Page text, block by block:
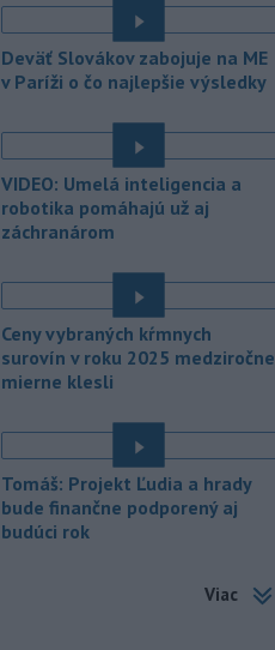
- V dunajských prístavoch v
Bratislave, Komárne a Štúrove v
prvom polroku 2026 zaznamenali
kajutových a výletných plavidiel.
17:28 - Republikánmi ovládaný výbor
amerického Senátu vo štvrtok
označil lekára Anthonyho Fauciho za
právomociam Kongresu.
17:14 - Jemenskí povstalci húsíovia
vo štvrtok pri raketových a
dronovýchútokoch zabili najmenej 38
zranili, uviedli pre agentúru AFP
zdroje zo zdravotníckych služieb.
16:35 - Európska komisia (EK)
monitoruje situáciu a posudzuje
národných parkov. Zároveň posudzuje
Deväť Slovákov zabojuje na ME
v Paríži o čo najlepšie výsledky
VIDEO: Umelá inteligencia a
robotika pomáhajú už aj
záchranárom
Ceny vybraných kŕmnych
surovín v roku 2025 medziročne
mierne klesli
Tomáš: Projekt Ľudia a hrady
bude finančne podporený aj
budúci rok
Viac